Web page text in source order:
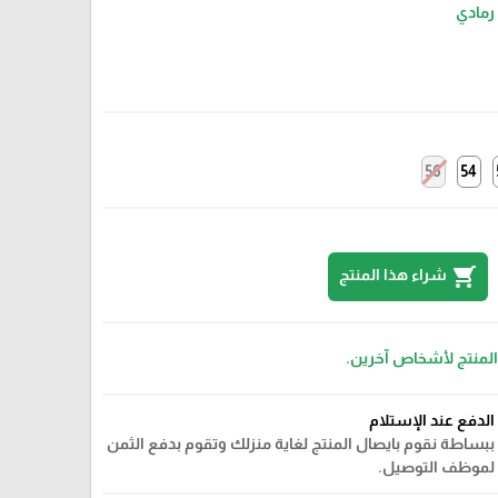
رمادي
54
56
shopping_cart شراء هذا المنتج
لأشخاص آخرين.
الدفع عند الإستلام
ببساطة نقوم بايصال المنتج لغاية منزلك وتقوم بدفع الثمن
لموظف التوصيل.